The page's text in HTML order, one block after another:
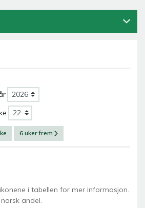
6 uker frem
i tabellen for mer informasjon.
andel.